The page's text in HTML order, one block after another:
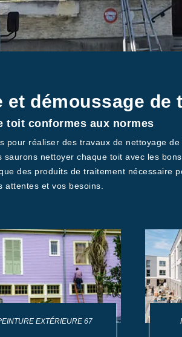
démoussage de
toit conformes aux normes
pour réaliser des travaux de nettoyage
nettoyer chaque toit avec les
des produits de traitement
et vos besoins.
EXTÉRIEURE 67